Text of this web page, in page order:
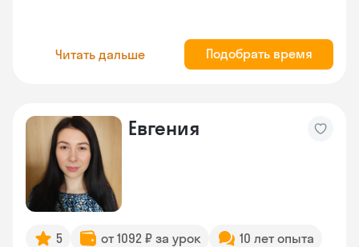
Читать дальше Подобрать время
Евгения
5 от 1092 ₽ за урок
10 лет опыта